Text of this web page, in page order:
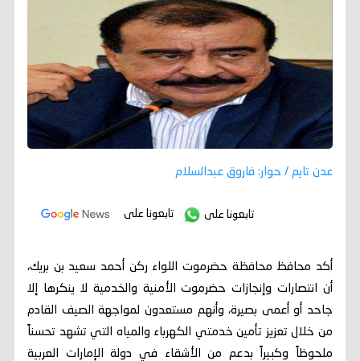
عدن تايم / حوار: فاروق عبدالسلام
تابعونا على تابعونا على
أكد محافظ محافظة حضرموت اللواء ركن أحمد سعيد بن بريك،
أن انتصارات وإنجازات حضرموت الأمنية والخدمية لا ينكرها إلا
جاحد أو أعمى بصيرة، وأنهم مستعدون لمواجهة الصيف القادم
من خلال تعزيز تأمين خدمتي الكهرباء والمياه التي تشهد تحسناً
ملحوظاً وكبيراً بدعم من الأشقاء في دولة الإمارات العربية